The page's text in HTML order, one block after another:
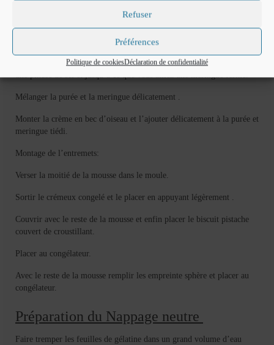
Refuser
Préférences
Politique de cookiesDéclaration de confidentialité
Préparer la meringue italienne: Mélanger l’eau et le sucre et porter à
Verser sur les blanc d’œufs que vous avez commencer à fouetter avec
une pincée de sel et jusqu’à ce que vous aillez une meringue ferme.
Mélanger la purée et la meringue délicatement .
Monter la crème en bec d’oiseau et l’ajouter délicatement à la purée et
meringue tiédi.
Montage de l’entremets:
Verser la moitié de la mousse dans le moule.
Sortir le crémeux congelé et le placer en appuyant légèrement .
Couvrir avec le reste de la mousse et enfin placer le biscuit pistache
couvert de croustillant.
Placer au congélateur.
Avec le reste de la mousse remplir les empreinte sphère et placer au
congélateur.
Préparation du Nappage neutre
Faire tremper les feuilles de gélatine dans un grand volume d’eau